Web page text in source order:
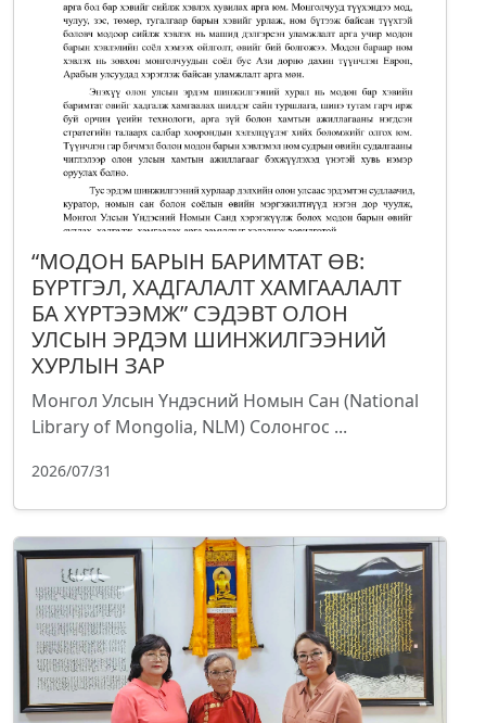
“МОДОН БАРЫН БАРИМТАТ ӨВ:
БҮРТГЭЛ, ХАДГАЛАЛТ ХАМГААЛАЛТ
БА ХҮРТЭЭМЖ” СЭДЭВТ ОЛОН
УЛСЫН ЭРДЭМ ШИНЖИЛГЭЭНИЙ
ХУРЛЫН ЗАР
Монгол Улсын Үндэсний Номын Сан (National
Library of Mongolia, NLM) Солонгос ...
2026/07/31